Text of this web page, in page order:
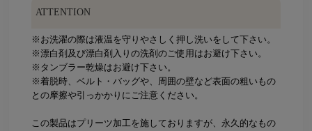
ATTENTION
※お洗濯の際は液温を守りやさしく押し洗いをして下さい。
※漂白剤及び漂白剤入りの洗剤のご使用はお避け下さい。
※タンブラー乾燥はお避け下さい。
※着脱時、ベルト・バッグや、周囲の壁など表面の粗いもの
との摩擦や引っかかりにご注意ください。
この製品はプリーツ加工を施しておりますが、永久的なもの